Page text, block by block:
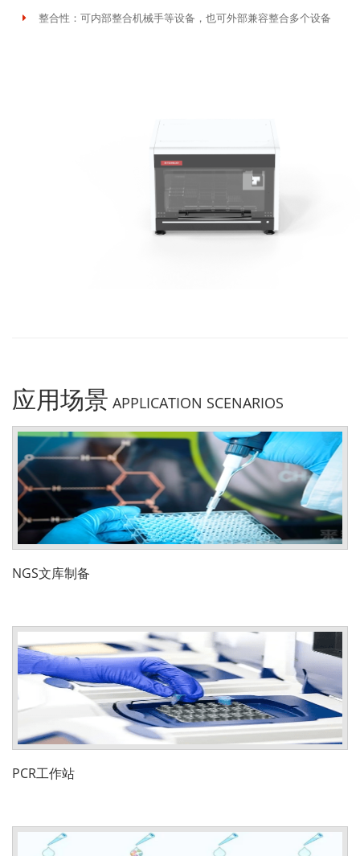
整合性：可内部整合机械手等设备，也可外部兼容整合多个设备
应用场景 APPLICATION SCENARIOS
NGS文库制备
PCR工作站